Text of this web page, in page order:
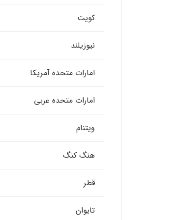
کویت
نیوزیلند
امارات متحده آمریکا
امارات متحده عربی
ویتنام
هنگ کنگ
قطر
تایوان